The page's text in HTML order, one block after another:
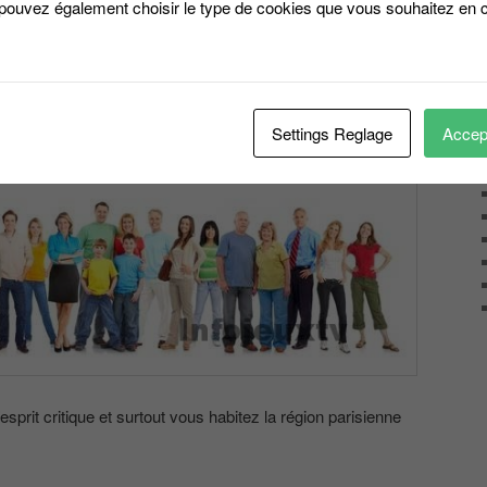
Jury d’une émission
critique et surtout vous habitez la région parisienne
également choisir le type de cookies que vous souhaitez en
Settings Reglage